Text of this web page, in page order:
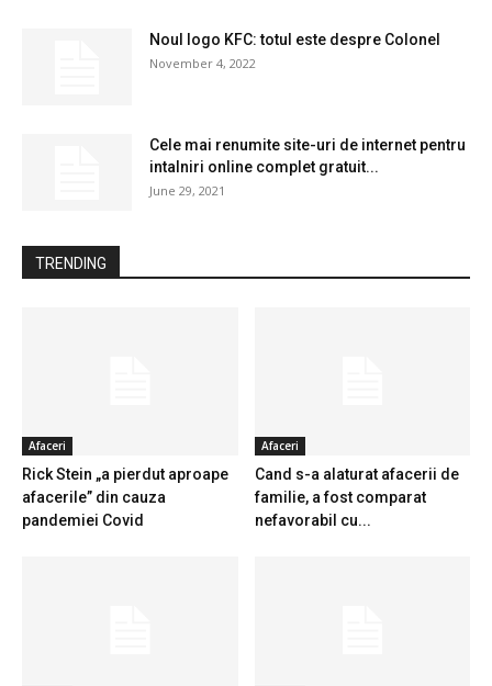
Noul logo KFC: totul este despre Colonel
November 4, 2022
Cele mai renumite site-uri de internet pentru
intalniri online complet gratuit...
June 29, 2021
TRENDING
Afaceri
Rick Stein „a pierdut aproape
afacerile” din cauza
pandemiei Covid
Afaceri
Cand s-a alaturat afacerii de
familie, a fost comparat
nefavorabil cu...